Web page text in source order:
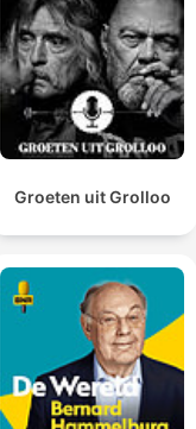
00:08:14 ·
pode servir
O Hamas
Gaza.
00:13:52 ·
impede a
Groeten uit Grolloo